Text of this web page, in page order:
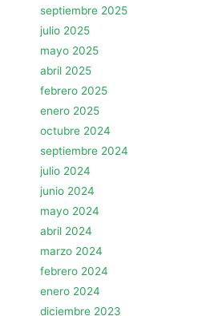
septiembre 2025
julio 2025
mayo 2025
abril 2025
febrero 2025
enero 2025
octubre 2024
septiembre 2024
julio 2024
junio 2024
mayo 2024
abril 2024
marzo 2024
febrero 2024
enero 2024
diciembre 2023